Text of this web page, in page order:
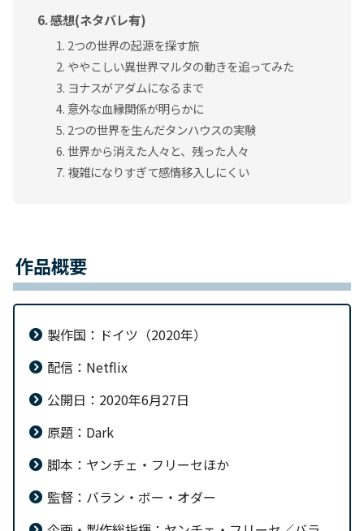
感想(ネタバレ有)
2つの世界の起源を探す旅
ややこしい異世界マルタの動きを追ってみた
ヨナスがアダムになるまで
意外な血縁関係が明らかに
2つの世界を生んだタンハウスの実験
世界から消えた人々と、残った人々
複雑になりすぎて感情移入しにくい
作品概要
製作国：ドイツ（2020年）
配信：Netflix
公開日：2020年6月27日
原題：Dark
脚本：ヤンチェ・フリーセほか
監督：バラン・ボー・オダー